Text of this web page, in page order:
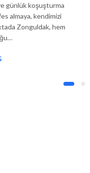
günlük koşuşturma
almaya, kendimizi
Zonguldak, hem